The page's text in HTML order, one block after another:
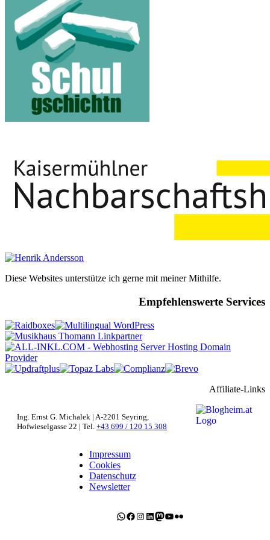
Diese Websites unterstütze ich gerne mit meiner Mithilfe.
Empfehlenswerte Services
Affiliate-Links
Ing. Ernst G. Michalek | A-2201 Seyring,
Hofwieselgasse 22 | Tel. +43 699 / 120 15 308
Impressum
Cookies
Datenschutz
Newsletter
WhatsApp
Facebook
Instagram
LinkedIn
Mastodon
YouTube
Flickr